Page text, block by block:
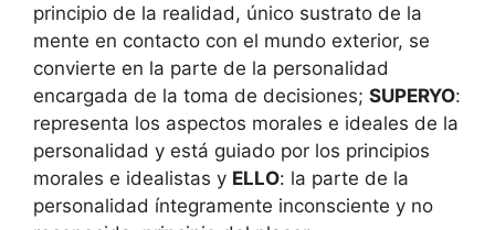
principio de la realidad, único sustrato de la
mente en contacto con el mundo exterior, se
convierte en la parte de la personalidad
encargada de la toma de decisiones; SUPERYO:
representa los aspectos morales e ideales de la
personalidad y está guiado por los principios
morales e idealistas y ELLO: la parte de la
personalidad íntegramente inconsciente y no